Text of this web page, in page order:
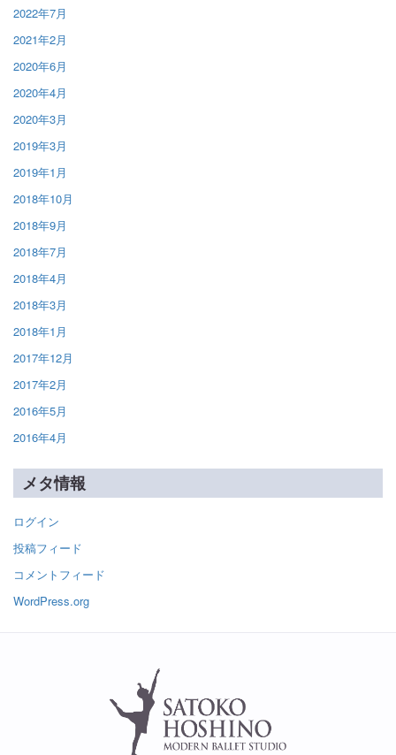
2022年7月
2021年2月
2020年6月
2020年4月
2020年3月
2019年3月
2019年1月
2018年10月
2018年9月
2018年7月
2018年4月
2018年3月
2018年1月
2017年12月
2017年2月
2016年5月
2016年4月
メタ情報
ログイン
投稿フィード
コメントフィード
WordPress.org